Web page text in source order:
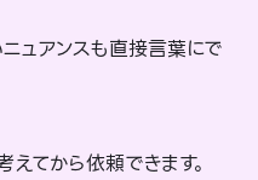
ュアンスも直接言葉にで
えてから依頼できます。